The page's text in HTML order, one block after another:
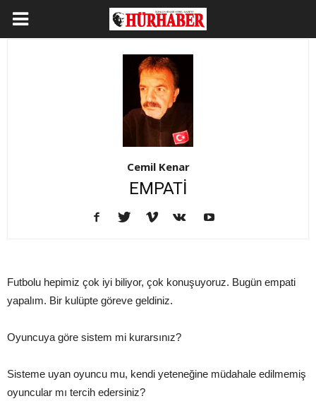
Cemil Kenar
EMPATİ
Futbolu hepimiz çok iyi biliyor, çok konuşuyoruz. Bugün empati
yapalım. Bir kulüpte göreve geldiniz.
Oyuncuya göre sistem mi kurarsınız?
Sisteme uyan oyuncu mu, kendi yeteneğine müdahale edilmemiş
oyuncular mı tercih edersiniz?